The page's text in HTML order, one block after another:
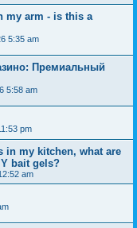
my arm - is this a
5:35 am
Премиальный
5:58 am
pm
in my kitchen, what are
bait gels?
am